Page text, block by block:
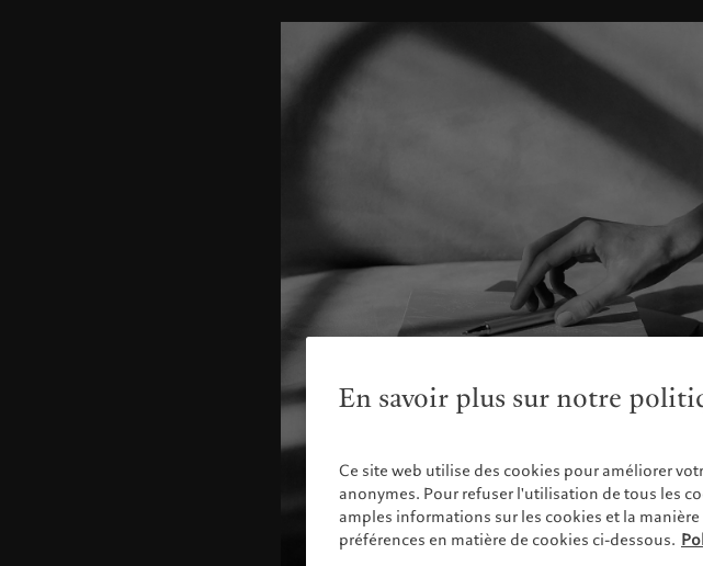
En savoir plus sur notre
Ce site web utilise des cookies pour améliorer
anonymes. Pour refuser l'utilisation de tous les
amples informations sur les cookies et la
préférences en matière de cookies ci-dessous.